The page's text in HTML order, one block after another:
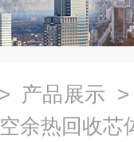
产品展示
余热回收芯